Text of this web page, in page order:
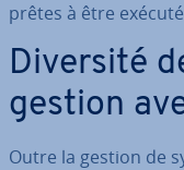
prêtes à être
Diversité
gestion
Outre la gestion de